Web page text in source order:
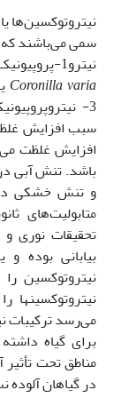
نیتروتوکسین‌ها
نیترو1-پروپیونیک اسید هستند که در برخی از لگوم‌ها مانند
Coronilla varia
3-
سبب افزایش
افزایش غلظت
باشد. تنش آبی
و تنش
بیابانی بوده و
نیتروتوکسین
می‌رسد ترکیبات
برای گیاه
مناطق تحت تأثیر
در گیاهان آلوده